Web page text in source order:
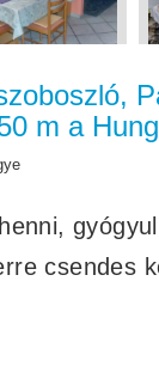
m a
csendes